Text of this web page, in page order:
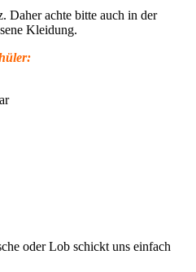
Daher achte bitte auch in der
Kleidung.
oder Lob schickt uns einfach